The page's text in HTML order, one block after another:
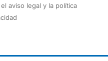
aviso legal y la política